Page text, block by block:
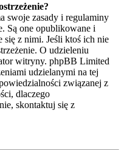
swoje zasady i regulaminy
Są one opublikowane i
się z nimi. Jeśli ktoś ich nie
O udzieleniu
witryny. phpBB Limited
udzielanymi na tej
związanej z
dlaczego
skontaktuj się z